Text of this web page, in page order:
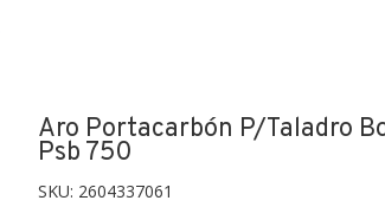
Aro Portacarbón P/taladro
Psb 750
SKU: 2604337061